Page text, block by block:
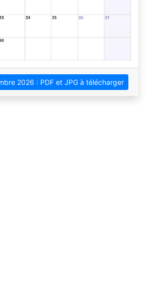
2026 : PDF et JPG à télécharger